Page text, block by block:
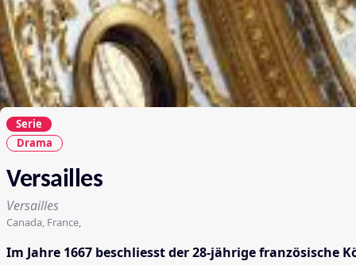
Serie
Drama
Versailles
Versailles
Canada, France,
Im Jahre 1667 beschliesst der 28-jährige französische